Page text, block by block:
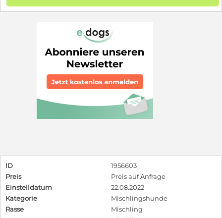
ID
1956603
Preis
Preis auf Anfrage
Einstelldatum
22.08.2022
Kategorie
Mischlingshunde
Rasse
Mischling